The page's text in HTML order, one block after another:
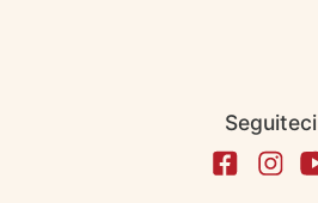
Seguiteci